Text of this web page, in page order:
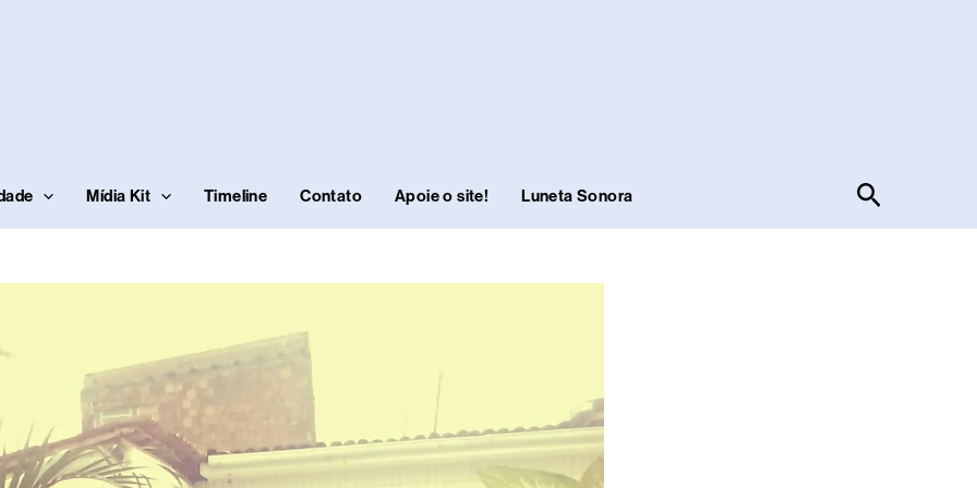
Mídia Kit Timeline Contato Apoie o site! Luneta Sonora Pesquisar